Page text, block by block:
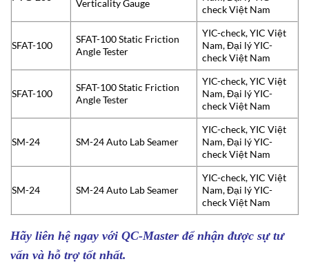
Verticality Gauge
check Việt Nam
SFAT-100
SFAT-100 Static Friction
Angle Tester
YIC-check, YIC Việt
Nam, Đại lý YIC-
check Việt Nam
SFAT-100
SFAT-100 Static Friction
Angle Tester
YIC-check, YIC Việt
Nam, Đại lý YIC-
check Việt Nam
SM-24 SM-24 Auto Lab Seamer
YIC-check, YIC Việt
Nam, Đại lý YIC-
check Việt Nam
SM-24 SM-24 Auto Lab Seamer
YIC-check, YIC Việt
Nam, Đại lý YIC-
check Việt Nam
Hãy liên hệ ngay với QC-Master để nhận được sự tư
vấn và hỗ trợ tốt nhất.